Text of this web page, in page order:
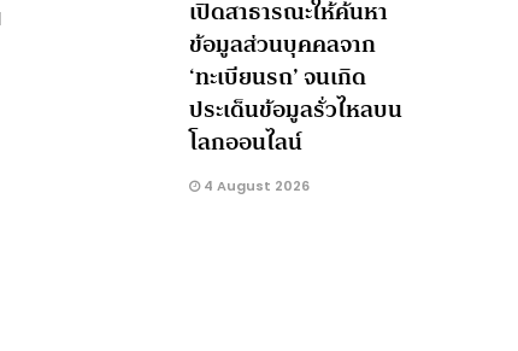
เปิดสาธารณะให้ค้นหา
ข้อมูลส่วนบุคคลจาก
‘ทะเบียนรถ’ จนเกิด
ประเด็นข้อมูลรั่วไหลบน
โลกออนไลน์
4 August 2026